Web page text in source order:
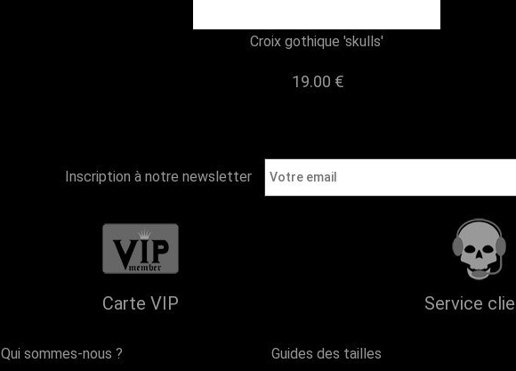
Croix gothique 'skulls'
19.00 €
Inscription à notre newsletter
Carte VIP Service
Qui sommes-nous ? Guides des tailles